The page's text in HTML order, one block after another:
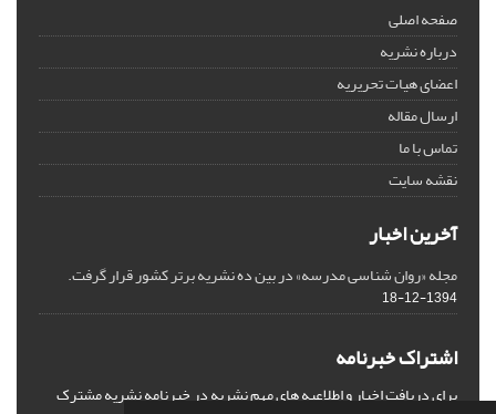
صفحه اصلی
درباره نشریه
اعضای هیات تحریریه
ارسال مقاله
تماس با ما
نقشه سایت
آخرین اخبار
مجله «روان شناسی مدرسه» در بین ده نشریه برتر کشور قرار گرفت.
1394-12-18
اشتراک خبرنامه
برای دریافت اخبار و اطلاعیه های مهم نشریه در خبرنامه نشریه مشترک